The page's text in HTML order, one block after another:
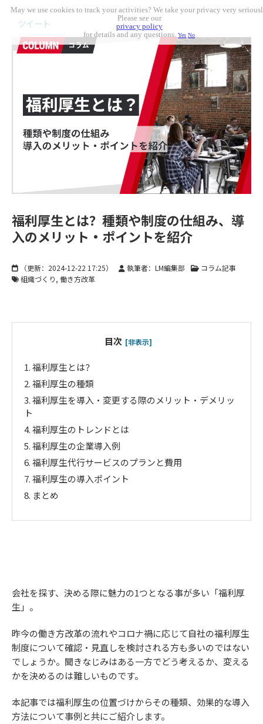
ツイート
福利厚生とは？種類や制度の仕組み、導
入のメリット・ポイントを紹介
（更新： 2024-12-22 17:25） 執筆者：LM編集部
コラム記事
組織づくり 働き方改革
目次 [非表示]
1.福利厚生とは？
2.福利厚生の種類
3.福利厚生を導入・変更する際のメリット・デメリッ
ト
4.福利厚生のトレンドとは
5.福利厚生の企業導入例
6.福利厚生代行サービスのプランと費用
7.福利厚生の導入ポイント
8. まとめ
会社を探す、決める際に魅力の1つとなる事が多い「福利厚
生」。
昨今の働き方改革の流れやコロナ禍に応じて自社の福利厚生
制度について確認・見直しを検討される方も多いのではない
でしょうか。聞きなじみはある一方でどう考えるか、変える
かを決めるのは難しいものです。
本記事では福利厚生の位置づけからその種類、効果的な導入
方法について事例と共にご紹介します。
May we use cookies to track your activities? We take your privacy very
Please see our
privacy policy
for details and any questions.Yes No